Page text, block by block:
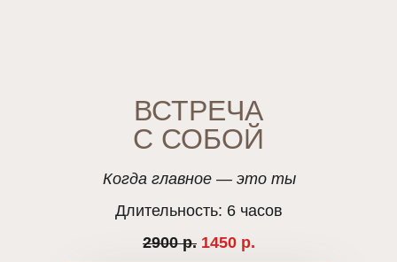
Когда главное — это ты
Длительность: 6 часов
2900 р. 1450 р.
ВСТРЕЧА
С СОБОЙ